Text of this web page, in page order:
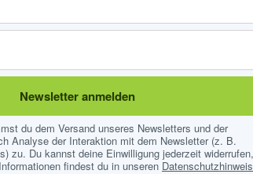
Newsletter anmelden
du dem Versand unseres Newsletters und der
Analyse der Interaktion mit dem Newsletter (z. B.
zu. Du kannst deine Einwilligung jederzeit
findest du in unseren